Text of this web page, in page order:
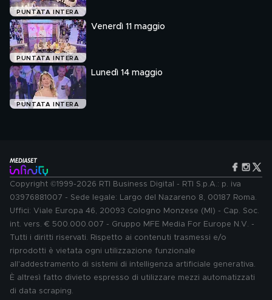
PUNTATA INTERA
PUNTATA INTERA
Venerdì 11 maggio
PUNTATA INTERA
Lunedì 14 maggio
Copyright ©1999-2026 RTI Business Digital - RTI S.p.A.: p. iva
03976881007 - Sede legale: Largo del Nazareno 8, 00187 Roma.
Uffici: Viale Europa 46, 20093 Cologno Monzese (MI) - Cap. Soc.
int. vers. € 500.000.007 - Gruppo MFE Media For Europe N.V. -
Tutti i diritti riservati. Rispetto ai contenuti trasmessi e/o
riprodotti è vietata ogni utilizzazione funzionale
all'addestramento di sistemi di intelligenza artificiale generativa.
È altresì fatto divieto espresso di utilizzare mezzi automatizzati
di data scraping.